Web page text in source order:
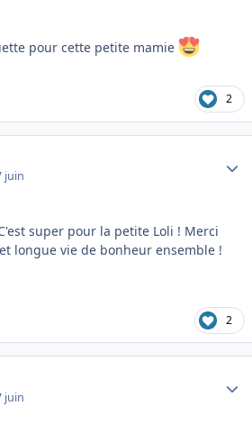
pour cette petite mamie
2
juin
super pour la petite Loli ! Merci
longue vie de bonheur ensemble !
2
juin